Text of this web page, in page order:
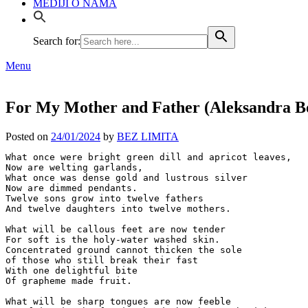
MEDIJI O NAMA
Search for:
Menu
For My Mother and Father (Aleksandra
Posted on 24/01/2024 by BEZ LIMITA
What once were bright green dill and apricot leaves,
Now are welting garlands,
What once was dense gold and lustrous silver
Now are dimmed pendants.
Twelve sons grow into twelve fathers
And twelve daughters into twelve mothers.
What will be callous feet are now tender
For soft is the holy-water washed skin.
Concentrated ground cannot thicken the sole
of those who still break their fast
With one delightful bite
Of grapheme made fruit.
What will be sharp tongues are now feeble